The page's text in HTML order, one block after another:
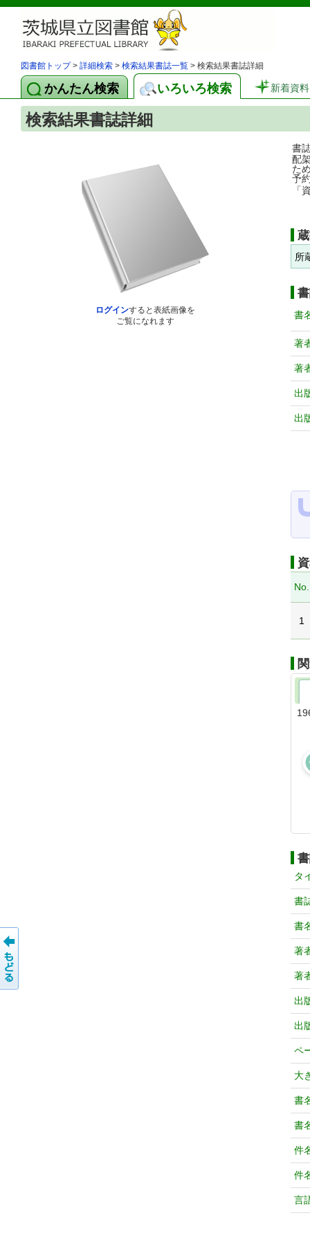
図書館トップ> 詳細検索 > 検索結果書誌一覧 > 検索結果書誌詳細
かんたん検索 いろいろ検索 新着資料
検索結果書誌詳細
ログインすると表紙画像を
ご覧になれます
書
配
た
予
「
所
書
著
著
出
出
No.
1
タ
書
書
著
著
出
出
ペ
大
書
書
件
件
言